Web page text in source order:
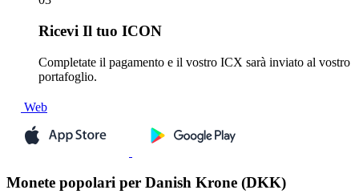
Ricevi Il tuo ICON
Completate il pagamento e il vostro ICX sarà inviato al vostro
portafoglio.
Web
Monete popolari per Danish Krone (DKK)